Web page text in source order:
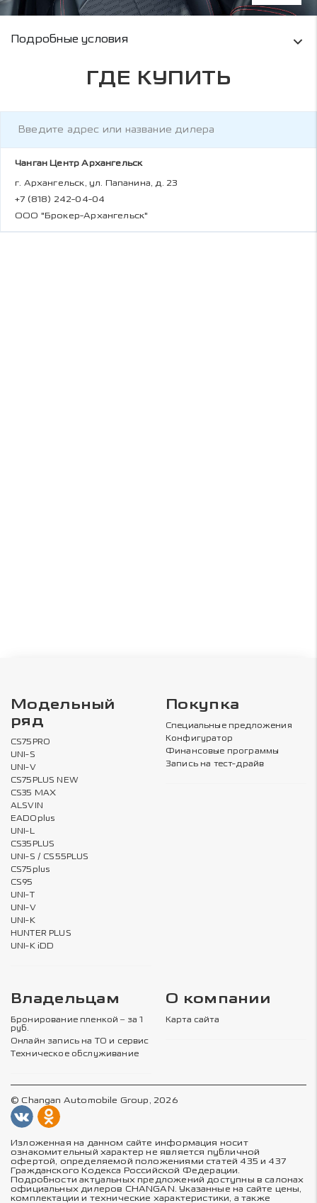
Условия кредитования и информация о
Подробные условия
ГДЕ КУПИТЬ
Чанган Центр Архангельск
г. Архангельск, ул. Папанина, д. 23
+7 (818) 242-04-04
ООО "Брокер-Архангельск"
Модельный
ряд
CS75PRO
UNI-S
UNI-V
CS75PLUS NEW
CS35 MAX
ALSVIN
EADOplus
UNI-L
CS35PLUS
UNI-S / CS55PLUS
CS75plus
CS95
UNI-T
UNI-V
UNI-K
HUNTER PLUS
UNI-K iDD
Покупка
Специальные предложения
Конфигуратор
Финансовые программы
Запись на тест-драйв
Владельцам
Бронирование пленкой – за 1
руб.
Онлайн запись на ТО и сервис
Техническое обслуживание
О компании
Карта сайта
© Changan Automobile Group, 2026
Изложенная на данном сайте информация носит
ознакомительный характер не является публичной
офертой, определяемой положениями статей 435 и 437
Гражданского Кодекса Российской Федерации.
Подробности актуальных предложений доступны в салонах
официальных дилеров CHANGAN. Указанные на сайте цены,
комплектации и технические характеристики, а также